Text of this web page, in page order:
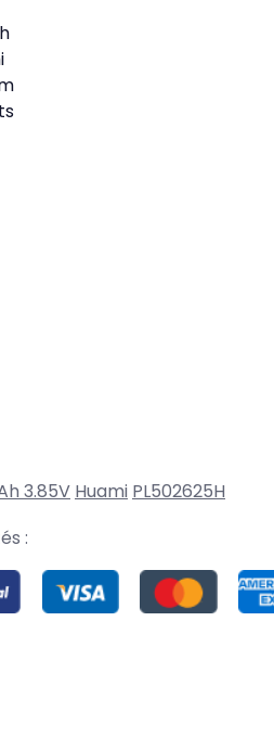
3.85V Huami PL502625H
: